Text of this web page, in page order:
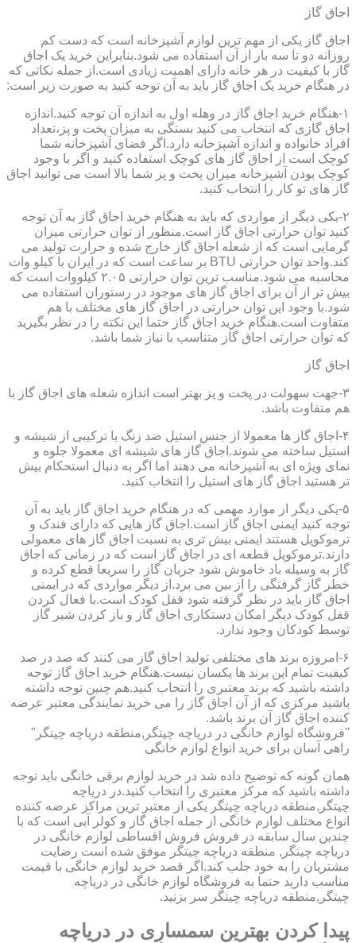
اجاق گاز
اجاق گاز یکی از مهم ترین لوازم آشپزخانه است که دست کم
روزانه دو تا سه بار از آن استفاده می شود.بنابراین خرید یک اجاق
گاز با کیفیت در هر خانه دارای اهمیت زیادی است.از جمله نکاتی که
در هنگام خرید یک اجاق گاز باید به آن توجه کنید به صورت زیر است:
۱-هنگام خرید اجاق گاز در وهله اول به اندازه آن توجه کنید.اندازه
اجاق گازی که انتخاب می کنید بستگی به میزان پخت و پز،تعداد
افراد خانواده و اندازه آشپزخانه دارد.اگر فضای آشپزخانه شما
کوچک است از اجاق گاز های کوچک استفاده کنید و اگر با وجود
کوچک بودن آشپزخانه میزان پخت و پز شما بالا است می توانید اجاق
گاز های تو کار را انتخاب کنید.
۲-یکی دیگر از مواردی که باید به هنگام خرید اجاق گاز به آن توجه
کنید توان حرارتی اجاق گاز است.منظور از توان حرارتی میزان
گرمایی است که از شعله اجاق گاز خارج شده و حرارت تولید می
کند.واحد توان حرارتی BTU بر ساعت است که در ایران با کیلو وات
محاسبه می شود.مناسب ترین توان حرارتی ۲.۰۵ کیلووات است که
بیش تر از آن برای اجاق گاز های موجود در رستوران استفاده می
شود.با وجود این توان حرارتی در اجاق گاز های مختلف با هم
متفاوت است.هنگام خرید اجاق گاز حتما این نکته را در نظر بگیرید
که توان حرارتی اجاق گاز متناسب با نیاز شما باشد.
اجاق گاز
۳-جهت سهولت در پخت و پز بهتر است اندازه شعله های اجاق گاز با
هم متفاوت باشد.
۴-اجاق گاز ها معمولا از جنس استیل ضد زنگ یا ترکیبی از شیشه و
استیل ساخته می شوند.اجاق گاز های شیشه ای معمولا جلوه و
نمای ویژه ای به آشپزخانه می دهند اما اگر به دنبال استحکام بیش
تر هستید اجاق گاز های استیل را انتخاب کنید.
۵-یکی دیگر از موارد مهمی که در هنگام خرید اجاق گاز باید به آن
توجه کنید ایمنی اجاق گاز است.اجاق گاز هایی که دارای فندک و
ترموکوپل هستند ایمنی بیش تری به نسبت اجاق گاز های معمولی
دارند.ترموکوپل قطعه ای در اجاق گاز است که در زمانی که اجاق
گاز به وسیله باد خاموش شود جریان گاز را سریعا قطع کرده و
خطر گاز گرفتگی را از بین می برد.از دیگر مواردی که در ایمنی
اجاق گاز باید در نظر گرفته شود قفل کودک است.با فعال کردن
قفل کودک دیگر امکان دستکاری اجاق گاز و باز کردن شیر گاز
توسط کودکان وجود ندارد.
۶-امروزه برند های مختلفی تولید اجاق گاز می کنند که صد در صد
کیفیت تمام این برند ها یکسان نیست.هنگام خرید اجاق گاز توجه
داشته باشید که برند معتبری را انتخاب کنید.هم چنین توجه داشته
باشید مرکزی که از آن اجاق گاز را می خرید نمایندگی معتبر عرضه
کننده اجاق گاز آن برند باشد.
"فروشگاه لوازم خانگی در دریاچه چیتگر,منطقه دریاچه چیتگر"
راهی آسان برای خرید انواع لوازم خانگی
همان گونه که توضیح داده شد در خرید لوازم برقی خانگی باید توجه
داشته باشید که مرکز معتبری را انتخاب کنید.در دریاچه
چیتگر,منطقه دریاچه چیتگر یکی از معتبر ترین مراکز عرضه کننده
انواع مختلف لوازم خانگی از جمله اجاق گاز و کولر آبی است که با
چندین سال سابقه در فروش فروش اقساطی لوازم خانگی در
دریاچه چیتگر, منطقه دریاچه چیتگر موفق شده است رضایت
مشتریان را به خود جلب کند.اگر قصد خرید لوازم خانگی با قیمت
مناسب دارید حتما به فروشگاه لوازم خانگی در دریاچه
چیتگر,منطقه دریاچه چیتگر سر بزنید.
پیدا کردن بهترین سمساری در دریاچه